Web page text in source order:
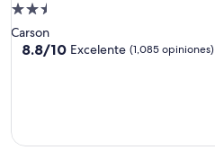
Propiedad
de
2.5
Carson
8.8
8.8/10 Excelente (1,085 opiniones)